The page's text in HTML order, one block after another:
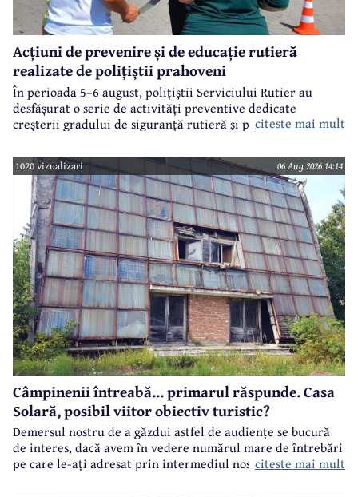
Acțiuni de prevenire și de educație rutieră
realizate de polițiștii prahoveni
În perioada 5–6 august, polițiștii Serviciului Rutier au
desfășurat o serie de activități preventive dedicate
creșterii gradului de siguranță rutieră și promovării unui
estival.
citeste mai mult
1020 vizualizari 06 Aug 2026 14:14
Câmpinenii întreabă... primarul răspunde. Casa
Solară, posibil viitor obiectiv turistic?
Demersul nostru de a găzdui astfel de audiențe se bucură
de interes, dacă avem în vedere numărul mare de întrebări
pe care le-ați adresat prin intermediul nostru primarului
citeste mai mult